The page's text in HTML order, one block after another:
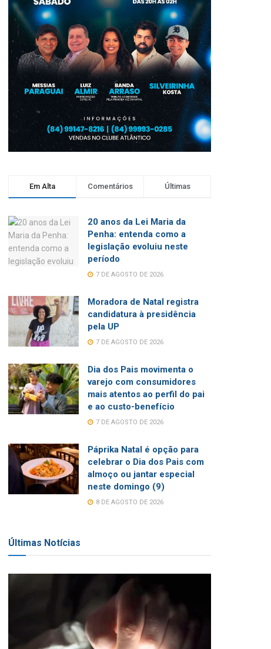
Em Alta Comentários Últimas
20 anos da Lei Maria da
Penha: entenda como a
legislação evoluiu neste
período
7 DE AGOSTO DE 2026
Moradora de Natal registra
candidatura à presidência
pela UP
7 DE AGOSTO DE 2026
Dia dos Pais movimenta o
varejo com consumidores
mais atentos ao perfil do pai
e ao custo-benefício
7 DE AGOSTO DE 2026
Páprika Natal é opção para
celebrar o Dia dos Pais com
almoço ou jantar especial
neste domingo (9)
8 DE AGOSTO DE 2026
Últimas Notícias